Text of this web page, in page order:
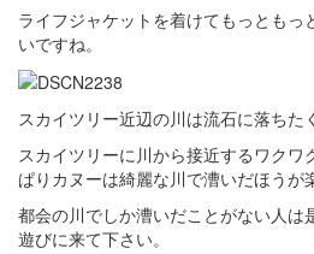
ライフジャケットを着けてもっともっ
いですね。
スカイツリー近辺の川は流石に落ちた
スカイツリーに川から接近するワクワ
ぱりカヌーは綺麗な川で漕いだほうが
都会の川でしか漕いだことがない人は
遊びに来て下さい。